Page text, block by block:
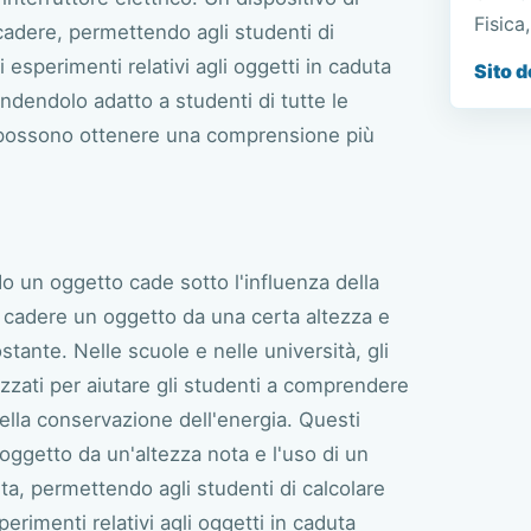
permettendo agli studenti di
relativi agli oggetti in caduta
adatto a studenti di tutte le
ottenere una comprensione più
un oggetto cade sotto l'influenza della
un oggetto da una certa altezza e
Nelle scuole e nelle università, gli
per aiutare gli studenti a comprendere
conservazione dell'energia. Questi
da un'altezza nota e l'uso di un
permettendo agli studenti di calcolare
relativi agli oggetti in caduta
Sito